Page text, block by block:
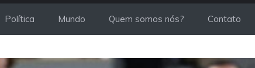
Política Mundo Quem somos nós? Contato